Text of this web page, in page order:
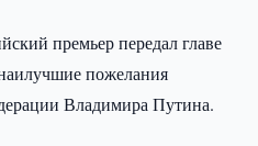
премьер передал главе
пожелания
Владимира Путина.